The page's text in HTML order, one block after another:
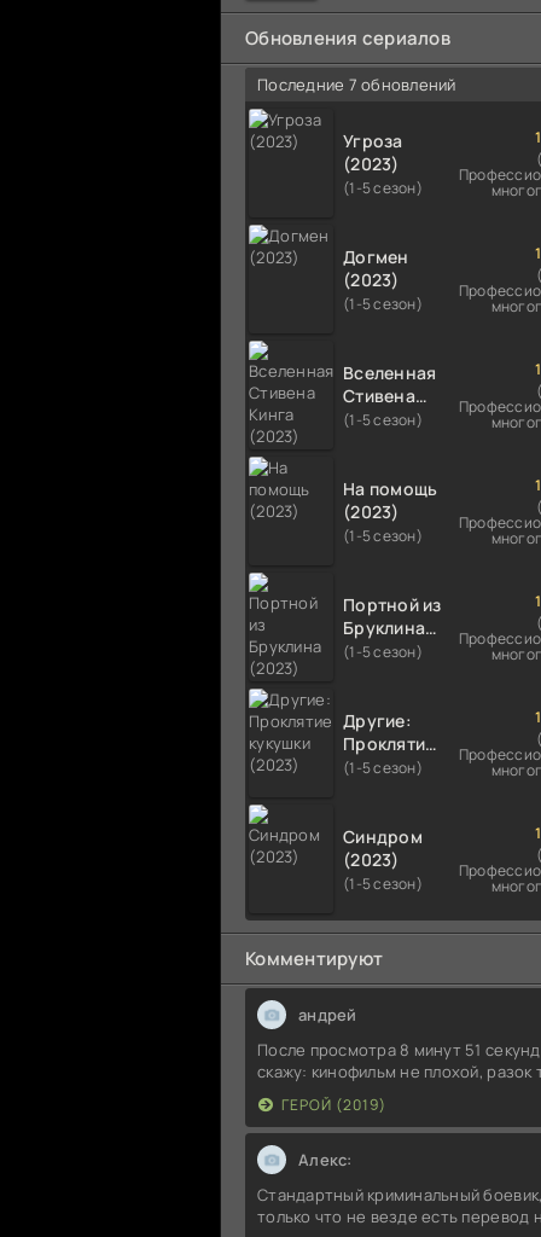
намного
Обновления сериалов
Последние 7 обновлений
Угроза
(2023)
(1-5 сезон)
Догмен
(2023)
(1-5 сезон)
Вселенная
Стивена
Кинга
(1-5 сезон)
На помощь
(2023)
(1-5 сезон)
Портной из
Бруклина
(2023)
(1-5 сезон)
Другие:
Проклятие
кукушки
(1-5 сезон)
Синдром
(2023)
(1-5 сезон)
Комментируют
андрей
После просмотра 8 минут 51
скажу: кинофильм не плохой, разок
ГЕРОЙ (2019)
Алекс:
Стандартный криминальный
только что не везде есть перевод